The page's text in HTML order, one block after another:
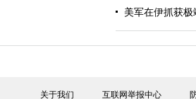
美军在伊抓获极
关于我们 互联网举报中心